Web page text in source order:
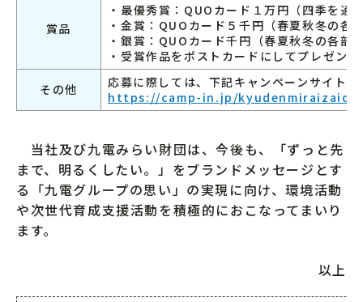
賞品
・ 最優秀賞：QUOカード１万円（四季を通
・ 金賞：QUOカード５千円（春夏秋冬の各
・ 銀賞：QUOカード千円（春夏秋冬の各部
・ 受賞作品をポストカードにしてプレゼント
その他
応募に際しては、下記キャンペーンサイト
https://camp-in.jp/
当社及び九電みらい財団は、今後も、「ずっと先
まで、明るくしたい。」をブランドメッセージとす
る「九電グループの思い」の実現に向け、環境活動
や次世代育成支援活動を積極的におこなってまいり
ます。
以上